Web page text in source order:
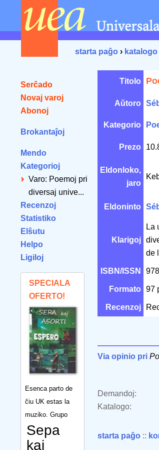
starta paĝo › katalogo
Serĉado
Novaj varoj
Abonoj
Brokantaĵoj
Mendo
Kategorioj
Varo: Poemoj pri
diversaj unive...
Recenzoj
Statistiko
Elŝutu
Helpo
Ligiloj
SPECIALA
OFERTO!
Esenca parto de
ĉiu UK estas la
muziko. Grupo
Sepa
kaj
Titolo
Aŭtoro
Kategorio
Prezo
Eldonloko,
jaro
Eldoninto
Klarigoj
La
de
ISBN/ISSN
Formato 97
Recenzoj
Via opinio pri
Demandoj:
Katalogo:
starta paĝo ::